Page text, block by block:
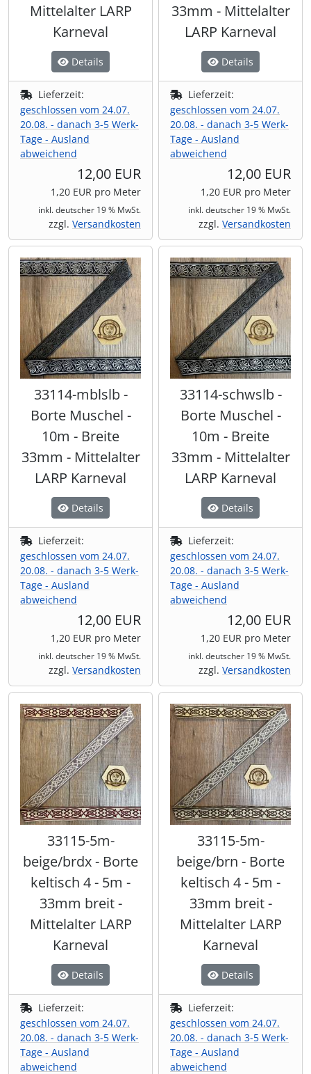
Mittelalter LARP
Karneval
Details
Lieferzeit:
geschlossen vom 24.07.
20.08. - danach 3-5 Werk-
Tage - Ausland
abweichend
12,00 EUR
1,20 EUR pro Meter
inkl. deutscher 19 % MwSt.
zzgl. Versandkosten
33mm - Mittelalter
LARP Karneval
Details
Lieferzeit:
geschlossen vom 24.07.
20.08. - danach 3-5 Werk-
Tage - Ausland
abweichend
12,00 EUR
1,20 EUR pro Meter
inkl. deutscher 19 % MwSt.
zzgl. Versandkosten
33114-mblslb -
Borte Muschel -
10m - Breite
33mm - Mittelalter
LARP Karneval
Details
Lieferzeit:
geschlossen vom 24.07.
20.08. - danach 3-5 Werk-
Tage - Ausland
abweichend
12,00 EUR
1,20 EUR pro Meter
inkl. deutscher 19 % MwSt.
zzgl. Versandkosten
33114-schwslb -
Borte Muschel -
10m - Breite
33mm - Mittelalter
LARP Karneval
Details
Lieferzeit:
geschlossen vom 24.07.
20.08. - danach 3-5 Werk-
Tage - Ausland
abweichend
12,00 EUR
1,20 EUR pro Meter
inkl. deutscher 19 % MwSt.
zzgl. Versandkosten
33115-5m-
beige/brdx - Borte
keltisch 4 - 5m -
33mm breit -
Mittelalter LARP
Karneval
Details
Lieferzeit:
geschlossen vom 24.07.
20.08. - danach 3-5 Werk-
Tage - Ausland
abweichend
33115-5m-
beige/brn - Borte
keltisch 4 - 5m -
33mm breit -
Mittelalter LARP
Karneval
Details
Lieferzeit:
geschlossen vom 24.07.
20.08. - danach 3-5 Werk-
Tage - Ausland
abweichend